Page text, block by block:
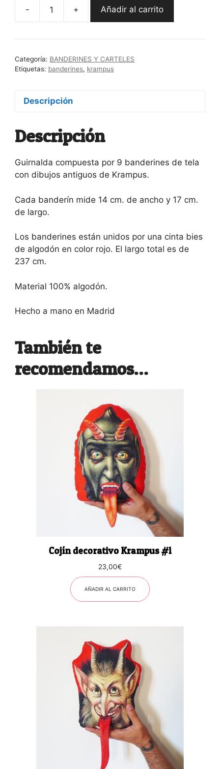
-
Banderines
cantidad
+ Añadir al carrito
Categoría: BANDERINES Y CARTELES
Etiquetas: banderines, krampus
Descripción
Descripción
Guirnalda compuesta por 9 banderines de tela
con dibujos antiguos de Krampus.
Cada banderín mide 14 cm. de ancho y 17 cm.
de largo.
Los banderines están unidos por una cinta bies
de algodón en color rojo. El largo total es de
237 cm.
Material 100% algodón.
Hecho a mano en Madrid
También te
recomendamos…
Cojín decorativo Krampus #1
23,00€
AÑADIR AL CARRITO